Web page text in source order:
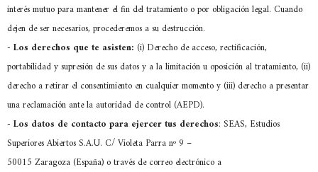
interés mutuo para mantener el fin del tratamiento o por obligación legal. Cuando
dejen de ser necesarios, procederemos a su destrucción.
- Los derechos que te asisten: (i) Derecho de acceso, rectificación,
portabilidad y supresión de sus datos y a la limitación u oposición al tratamiento, (ii)
derecho a retirar el consentimiento en cualquier momento y (iii) derecho a presentar
una reclamación ante la autoridad de control (AEPD).
- Los datos de contacto para ejercer tus derechos: SEAS, Estudios
Superiores Abiertos S.A.U. C/ Violeta Parra nº 9 –
50015 Zaragoza (España) o través de correo electrónico a